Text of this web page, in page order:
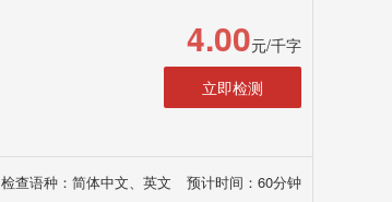
4.00元/千字
立即检测
检查语种：简体中文、英文 预计时间：60分钟